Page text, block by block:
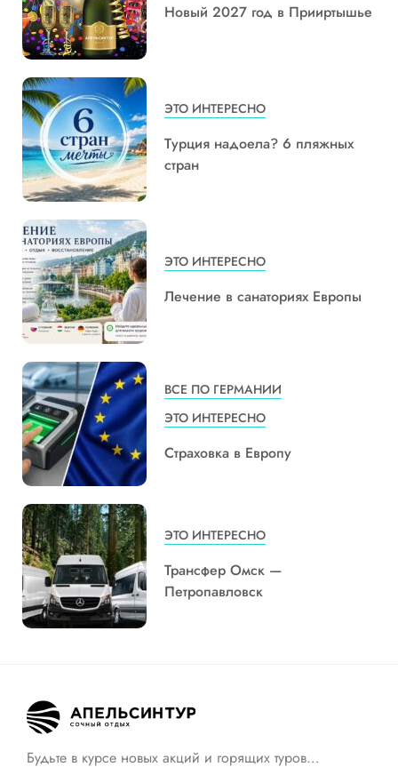
Новый 2027 год в Прииртышье
ЭТО ИНТЕРЕСНО
Турция надоела? 6 пляжных
стран
ЭТО ИНТЕРЕСНО
Лечение в санаториях Европы
ВСЕ ПО ГЕРМАНИИ
ЭТО ИНТЕРЕСНО
Страховка в Европу
ЭТО ИНТЕРЕСНО
Трансфер Омск —
Петропавловск
Будьте в курсе новых акций и горящих туров…